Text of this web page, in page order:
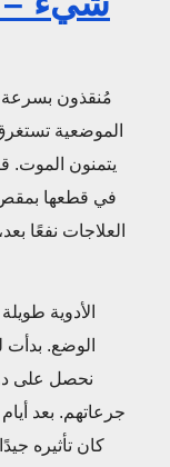
مُنقذون بسرعة
الموضعية
يتمنون الموت.
في قطعها بمقص.
العلاجات نفعًا
الأدوية
الوضع. بدأت
نحصل على
جرعاتهم. بعد
كان تأثيره